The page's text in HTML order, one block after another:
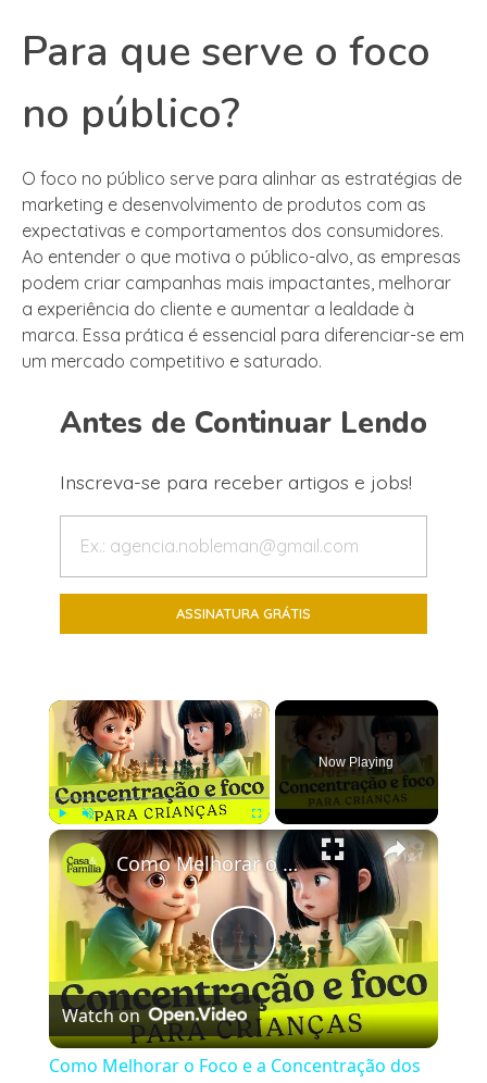
Para que serve o foco
no público?
O foco no público serve para alinhar as estratégias de
marketing e desenvolvimento de produtos com as
expectativas e comportamentos dos consumidores.
Ao entender o que motiva o público-alvo, as empresas
podem criar campanhas mais impactantes, melhorar
a experiência do cliente e aumentar a lealdade à
marca. Essa prática é essencial para diferenciar-se em
um mercado competitivo e saturado.
Antes de Continuar Lendo
Inscreva-se para receber artigos e jobs!
×
Unmute Fullscreen
Now Playing
×
Play
Video
Como Melhorar o Foco e a Concentração dos Seus Filhos
Watch on
Como Melhorar o Foco e a Concentração dos